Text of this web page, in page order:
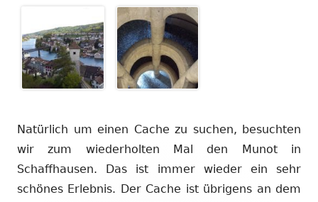
Natürlich um einen Cache zu suchen, besuchten
wir zum wiederholten Mal den Munot in
Schaffhausen. Das ist immer wieder ein sehr
schönes Erlebnis. Der Cache ist übrigens an dem